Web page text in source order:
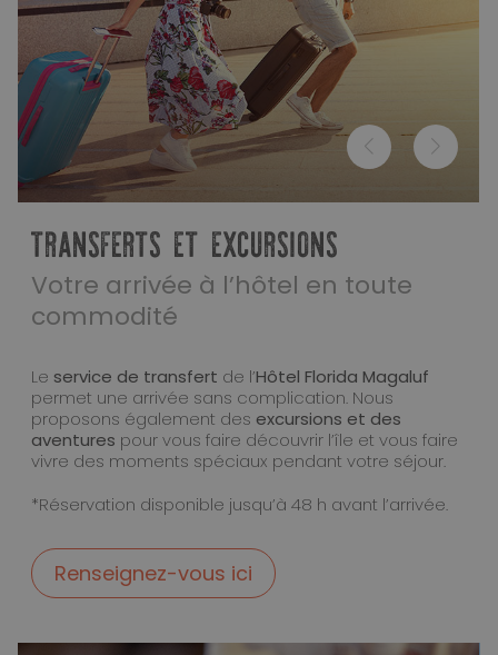
TRANSFERTS ET EXCURSIONS
Votre arrivée à l’hôtel en toute
commodité
Le service de transfert de l’Hôtel Florida Magaluf
permet une arrivée sans complication. Nous
proposons également des excursions et des
aventures pour vous faire découvrir l’île et vous faire
vivre des moments spéciaux pendant votre séjour.
*Réservation disponible jusqu’à 48 h avant l’arrivée.
Renseignez-vous ici